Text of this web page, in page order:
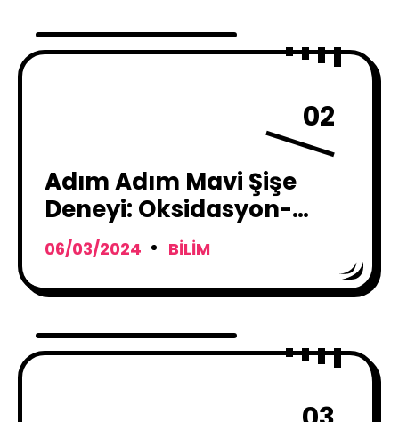
02
Adım Adım Mavi Şişe
Deneyi: Oksidasyon-
Redüksiyon Reaksiyonu
06/03/2024 BILIM